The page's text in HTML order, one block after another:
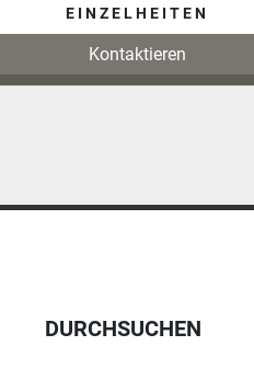
EINZELHEITEN
Kontaktieren
DURCHSUCHEN